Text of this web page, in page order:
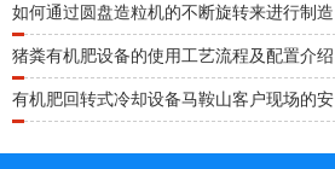
如何通过圆盘造粒机的不断旋转来进行制造
猪粪有机肥设备的使用工艺流程及配置介绍
有机肥回转式冷却设备马鞍山客户现场的安